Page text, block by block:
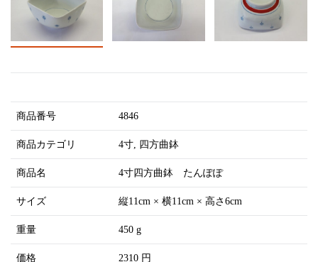
商品番号 4846
商品カテゴリ 4寸 四方曲鉢
商品名 4寸四方曲鉢 たんぽぽ
サイズ 縦11cm × 横11cm × 高さ6cm
重量 450 g
価格 2310 円